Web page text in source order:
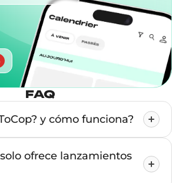
FAQ
y cómo funciona?
ofrece lanzamientos